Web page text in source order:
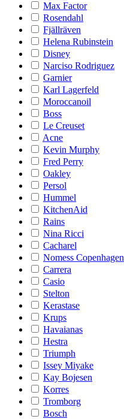
Max Factor
Rosendahl
Fjällräven
Helena Rubinstein
Disney
Narciso Rodriguez
Garnier
Karl Lagerfeld
Moroccanoil
Boss
Le Creuset
Acne
Kevin Murphy
Fred Perry
Oakley
Persol
Hummel
KitchenAid
Rains
Nina Ricci
Cacharel
Nomess Copenhagen
Carrera
Casio
Stelton
Kerastase
Krups
Havaianas
Hestra
Triumph
Issey Miyake
Kay Bojesen
Korres
Tromborg
Bosch